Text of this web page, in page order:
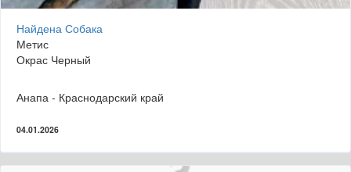
Найдена Собака
Метис
Окрас Черный
Анапа - Краснодарский край
04.01.2026